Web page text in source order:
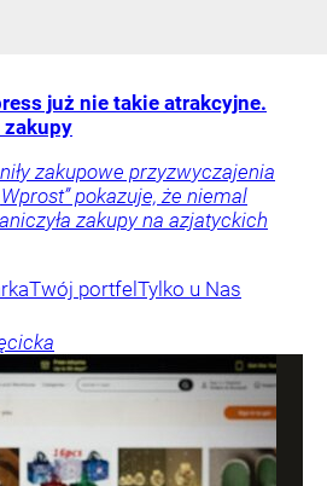
już nie takie atrakcyjne.
zakupy
zakupowe przyzwyczajenia
pokazuje, że niemal
zakupy na azjatyckich
Twój portfel Tylko u Nas